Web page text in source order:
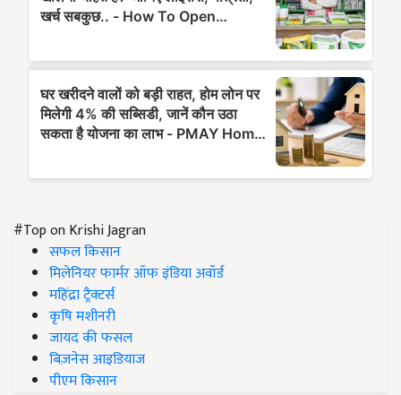
#Top on Krishi Jagran
सफल किसान
मिलेनियर फार्मर ऑफ इंडिया अवॉर्ड
महिंद्रा ट्रैक्टर्स
कृषि मशीनरी
जायद की फसल
बिज़नेस आइडियाज
पीएम किसान